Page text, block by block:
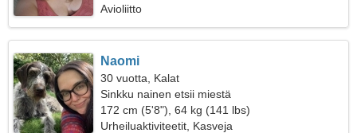
Avioliitto
Naomi
30 vuotta, Kalat
Sinkku nainen etsii miestä
172 cm (5'8"), 64 kg (141 lbs)
Urheiluaktiviteetit, Kasveja